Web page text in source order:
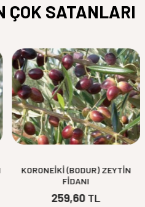
ÇOK SATANLARI
KORONEİKİ (BODUR) ZEYTİN
FİDANI
259,60TL